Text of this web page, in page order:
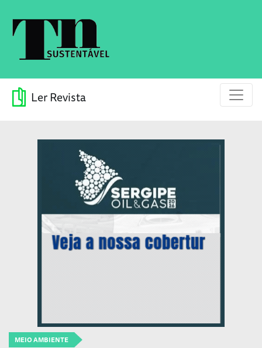
Ler Revista
MEIO AMBIENTE